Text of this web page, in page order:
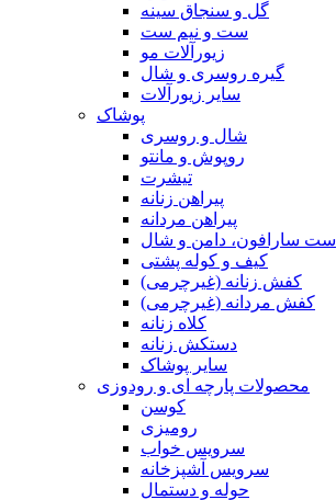
گل و سنجاق سینه
ست و نیم ست
زیورآلات مو
گیره روسری و شال
سایر زیورآلات
پوشاک
شال و روسری
روپوش و مانتو
تیشرت
پیراهن زنانه
پیراهن مردانه
ست سارافون، دامن و شال
کیف و کوله پشتی
کفش زنانه (غیرچرمی)
کفش مردانه (غیرچرمی)
کلاه زنانه
دستکش زنانه
سایر پوشاک
محصولات پارچه ای و رودوزی
کوسن
رومیزی
سرویس خواب
سرویس آشپزخانه
حوله و دستمال